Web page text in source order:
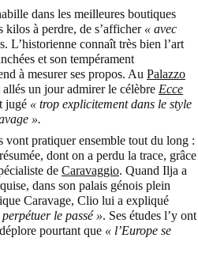
dans les meilleures boutiques
à perdre, de s’afficher « avec
L’historienne connaît très bien l’art
et son tempérament
à mesurer ses propos. Au Palazzo
un jour admirer le célèbre Ecce
jugé « trop explicitement dans le style
».
vont pratiquer ensemble tout du long :
dont on a perdu la trace, grâce
de Caravaggio. Quand Ilja a
dans son palais génois plein
Caravage, Clio lui a expliqué
le passé ». Ses études l’y ont
pourtant que « l’Europe se